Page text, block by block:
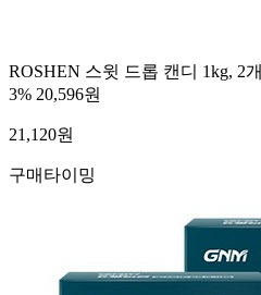
ROSHEN 스윗 드롭 캔디 1kg, 2개
3% 20,596원
21,120원
구매타이밍